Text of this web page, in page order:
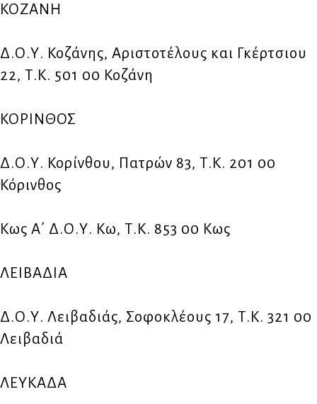
ΚΟΖΑΝΗ
Δ.Ο.Υ. Κοζάνης, Αριστοτέλους και Γκέρτσιου
22, Τ.Κ. 501 00 Κοζάνη
ΚΟΡΙΝΘΟΣ
Δ.Ο.Υ. Κορίνθου, Πατρών 83, Τ.Κ. 201 00
Κόρινθος
Κως Α΄ Δ.Ο.Υ. Κω, Τ.Κ. 853 00 Κως
ΛΕΙΒΑΔΙΑ
Δ.Ο.Υ. Λειβαδιάς, Σοφοκλέους 17, Τ.Κ. 321 00
Λειβαδιά
ΛΕΥΚΑΔΑ